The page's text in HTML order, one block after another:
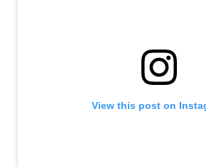
View this post on